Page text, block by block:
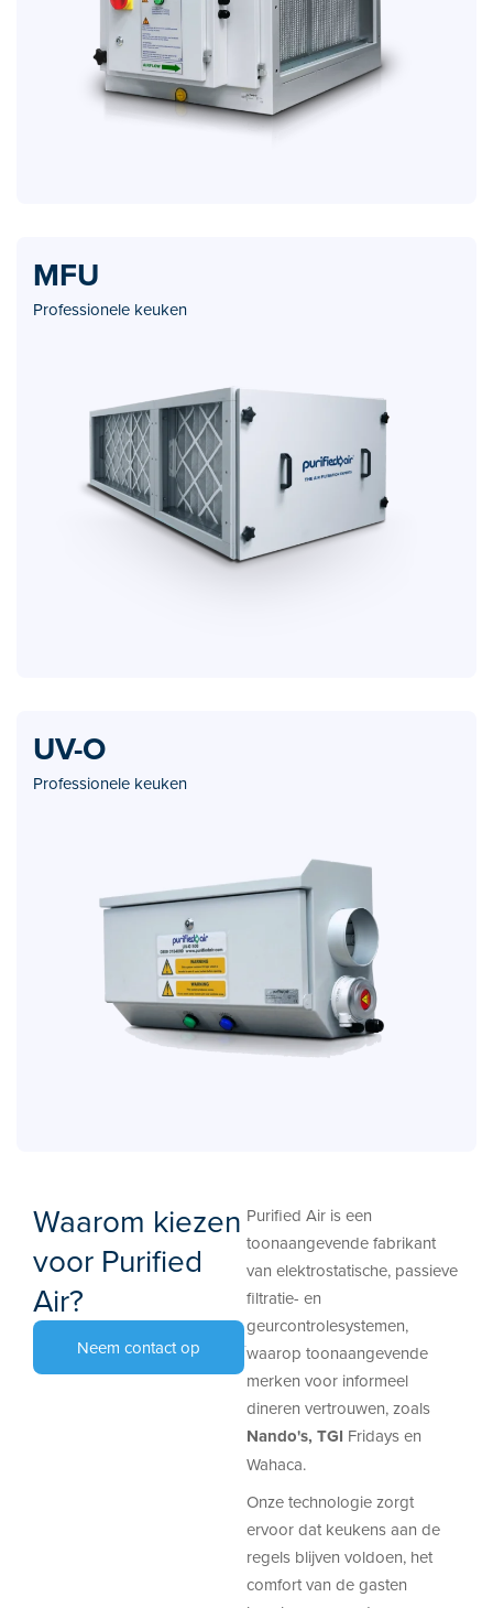
MFU
Professionele keuken
UV-O
Professionele keuken
Waarom kiezen
voor Purified
Air?
Neem contact op
Purified Air is een
toonaangevende fabrikant
van elektrostatische, passieve
filtratie- en
geurcontrolesystemen,
waarop toonaangevende
merken voor informeel
dineren vertrouwen, zoals
Nando's, TGI Fridays en
Wahaca.
Onze technologie zorgt
ervoor dat keukens aan de
regels blijven voldoen, het
comfort van de gasten